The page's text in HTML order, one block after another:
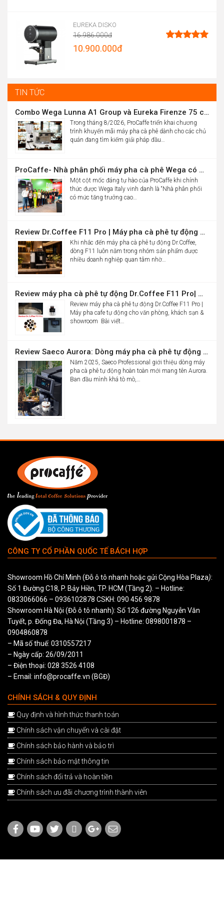
range:
13.900.000đ
through
15.012.000đ
EUREKA DISKO
16.986.000đ
Original
10.900.000đ
TIN TỨC
Combo Wega Lunna A1 Group và Eureka Firenze 75 chỉ 61,9 triệu
Trong tháng 8/2026, ProCaffe triển khai chương
trình khuyến mãi máy pha cà phê dành cho các chủ
quán đang tìm kiếm giải pháp đầu…
ProCaffe- Nhà phân phối máy pha cà phê Wega có mức tăng trưởng cao nhất thế giới
Một cột mốc đáng tự hào của ProCaffe khi chính
thức được Wega Italy vinh danh là “Nhà phân phối
có mức tăng trưởng cao…
Review Dr.Coffee F11 Pro | Máy pha cà phê tự động cho văn phòng
Khi nhắc đến máy pha cà phê tự động Dr.Coffee,
dòng F11 luôn nằm trong nhóm sản phẩm được
nhiều doanh nghiệp quan tâm nhờ…
Review máy pha cà phê tự động Dr.Coffee F11 Pro| Máy pha cafe tự động cho văn phòng, khách sạn & showroom
Review máy pha cà phê tự động Dr.Coffee F11 Pro |
Máy pha cafe tự động cho văn phòng, khách sạn &
showroom Bài viết…
Review Saeco Aurora: Dòng máy pha cà phê tự động văn phòng mới của Saeco có gì đáng chú ý?
Năm 2025, Saeco Professional giới thiệu dòng máy
pha cà phê tự động hoàn toàn mới mang tên Aurora.
Ban đầu mình khá tò mò,…
CÔNG TY CỔ PHẦN QUỐC TẾ BÁCH HỢP
Showroom Hồ Chí Minh (Đỗ ô tô nhanh hoặc gửi Cộng Hòa Plaza):
Số 1 Đường C18, P. Bảy Hiền, TP. HCM (Tầng 2). – Hotline:
0833066066 – 0936102878 CSKH: 090 456 9878
Showroom Hà Nội (Đỗ ô tô nhanh): Số 126 đường Nguyễn Văn
Tuyết, p. Đống Đa, Hà Nội (Tầng 3) – Hotline: 0898001878 –
0904860878
– Mã số thuế: 0310557217
– Ngày cấp: 26/09/2011
– Điện thoại: 028 3526 4108
– Email: info@procaffe.vn (BGĐ)
CHÍNH SÁCH & QUY ĐỊNH
Quy định và hình thức thanh toán
Chính sách vận chuyển và cài đặt
Chính sách bảo hành và bảo trì
Chính sách bảo mật thông tin
Chính sách đổi trả và hoàn tiền
Chính sách ưu đãi chương trình thành viên